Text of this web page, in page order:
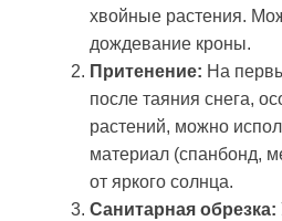
хвойные растения.
дождевание кроны.
Притенение: На
после таяния снега,
растений, можно
материал (спанбонд,
от яркого солнца.
Санитарная обрезка: